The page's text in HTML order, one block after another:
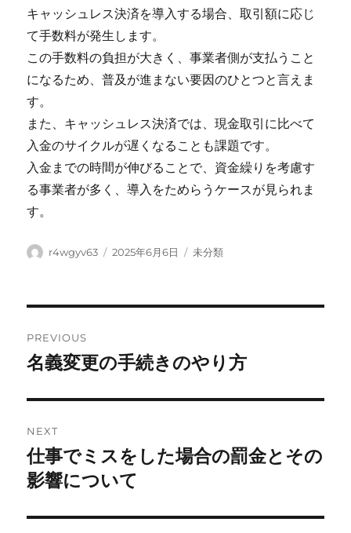
キャッシュレス決済を導入する場合、取引額に応じ
て手数料が発生します。
この手数料の負担が大きく、事業者側が支払うこと
になるため、普及が進まない要因のひとつと言えま
す。
また、キャッシュレス決済では、現金取引に比べて
入金のサイクルが遅くなることも課題です。
入金までの時間が伸びることで、資金繰りを考慮す
る事業者が多く、導入をためらうケースが見られま
す。
Author
r4wgyv63
Posted
2025年6月6日 Categories
未分類
navigation
PREVIOUS
Previous
名義変更の手続きのやり方
NEXT
Next
post:
仕事でミスをした場合の罰金とその
影響について